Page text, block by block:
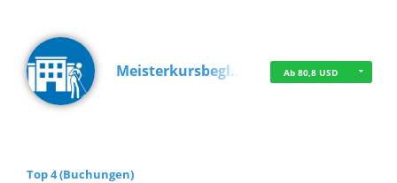
Meisterkursbegl… Ab 80,8 USD
Top 4 (Buchungen)